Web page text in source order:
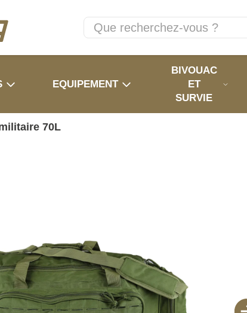
EQUIPEMENT
BIVOUAC
ET
SURVIE
70L